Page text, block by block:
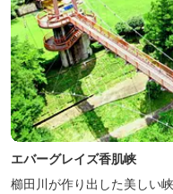
エバーグレイズ香肌峡
櫛田川が作り出した美しい